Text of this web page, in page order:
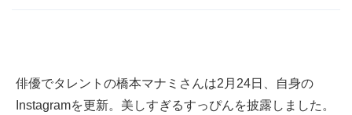
俳優でタレントの橋本マナミさんは2月24日、自身の
Instagramを更新。美しすぎるすっぴんを披露しました。